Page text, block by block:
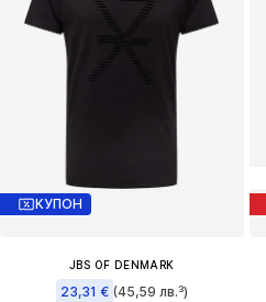
КУПОН
JBS OF DENMARK
23,31 € (45,59 лв.³)